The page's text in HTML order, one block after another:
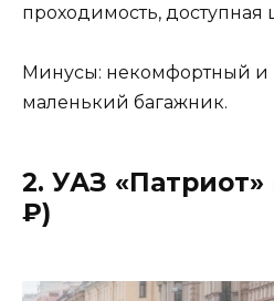
проходимость, доступная
Минусы: некомфортный и
маленький багажник.
2. УАЗ «Патриот»
₽)